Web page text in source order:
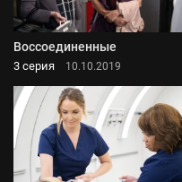
Воссоединенные
3 серия 10.10.2019